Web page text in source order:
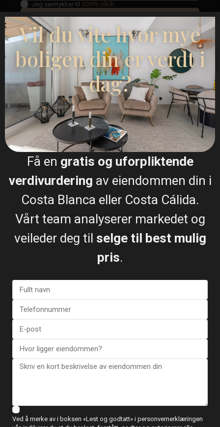
Jeg samtykker til GDPR-vilkår
Ringe
WhatsApp
Plantegninger
Kart
Apartment in San Javier –
€ 207.000
Vil du vite hvor mye
boligen din er verdt i
dag?
Få en gratis og uforpliktende
verdivurdering av eiendommen din i
Costa Blanca eller Costa Cálida.
Vårt team analyserer markedet og
veileder deg til selge til best mulig
pris.
Ved å merke av i boksen «Lest og godtatt» i personvernerklæringen